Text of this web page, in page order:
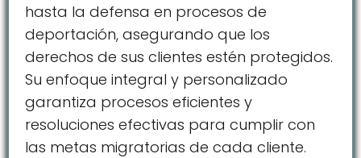
hasta la defensa en procesos de
deportación, asegurando que los
derechos de sus clientes estén protegidos.
Su enfoque integral y personalizado
garantiza procesos eficientes y
resoluciones efectivas para cumplir con
las metas migratorias de cada cliente.